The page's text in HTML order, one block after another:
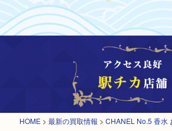
HOME > 最新の買取情報 > CHANEL No.5 香水